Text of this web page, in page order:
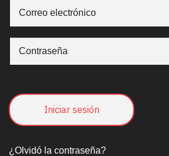
¿Olvidó la contraseña?